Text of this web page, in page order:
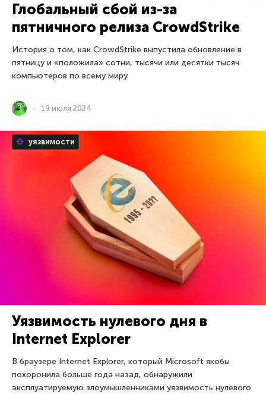
Глобальный сбой из-за
пятничного релиза CrowdStrike
История о том, как CrowdStrike выпустила обновление в
пятницу и «положила» сотни, тысячи или десятки тысяч
компьютеров по всему миру.
19 июля 2024
уязвимости
Уязвимость нулевого дня в
Internet Explorer
В браузере Internet Explorer, который Microsoft якобы
похоронила больше года назад, обнаружили
эксплуатируемую злоумышленниками уязвимость нулевого